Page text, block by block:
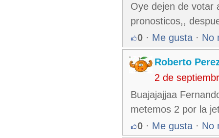
Oye dejen de votar
pronosticos,,
0 · Me gusta · No
Roberto
2 de
Buajajajjaa
metemos 2 por la
0 · Me gusta · No